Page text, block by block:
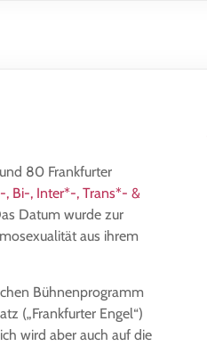
80 Frankfurter
, Bi-, Inter*-, Trans*- &
Datum wurde zur
aus ihrem
Bühnenprogramm
(„Frankfurter Engel“)
wird aber auch auf die